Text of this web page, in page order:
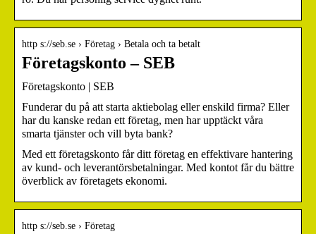
http s://seb.se › Företag › Betala och ta betalt
Företagskonto – SEB
Företagskonto | SEB
Funderar du på att starta aktiebolag eller enskild firma? Eller
har du kanske redan ett företag, men har upptäckt våra
smarta tjänster och vill byta bank?
Med ett företagskonto får ditt företag en effektivare hantering
av kund- och leverantörsbetalningar. Med kontot får du bättre
överblick av företagets ekonomi.
http s://seb.se › Företag